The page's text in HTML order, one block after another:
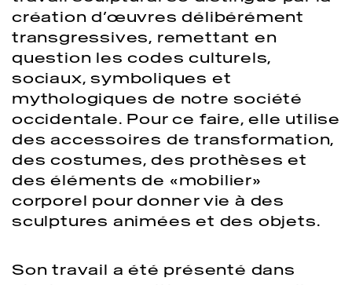
création d’œuvres délibérément
transgressives, remettant en
question les codes culturels,
sociaux, symboliques et
mythologiques de notre société
occidentale. Pour ce faire, elle utilise
des accessoires de transformation,
des costumes, des prothèses et
des éléments de «mobilier»
corporel pour donner vie à des
sculptures animées et des objets.
Son travail a été présenté dans